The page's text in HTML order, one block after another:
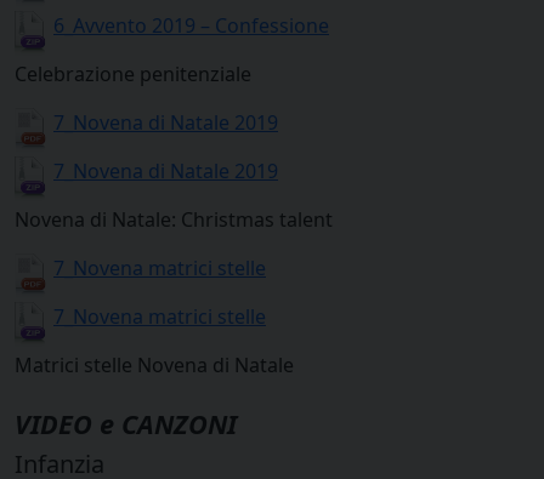
6_Avvento 2019 – Confessione
Celebrazione penitenziale
7_Novena di Natale 2019
7_Novena di Natale 2019
Novena di Natale: Christmas talent
7_Novena matrici stelle
7_Novena matrici stelle
Matrici stelle Novena di Natale
VIDEO e CANZONI
Infanzia